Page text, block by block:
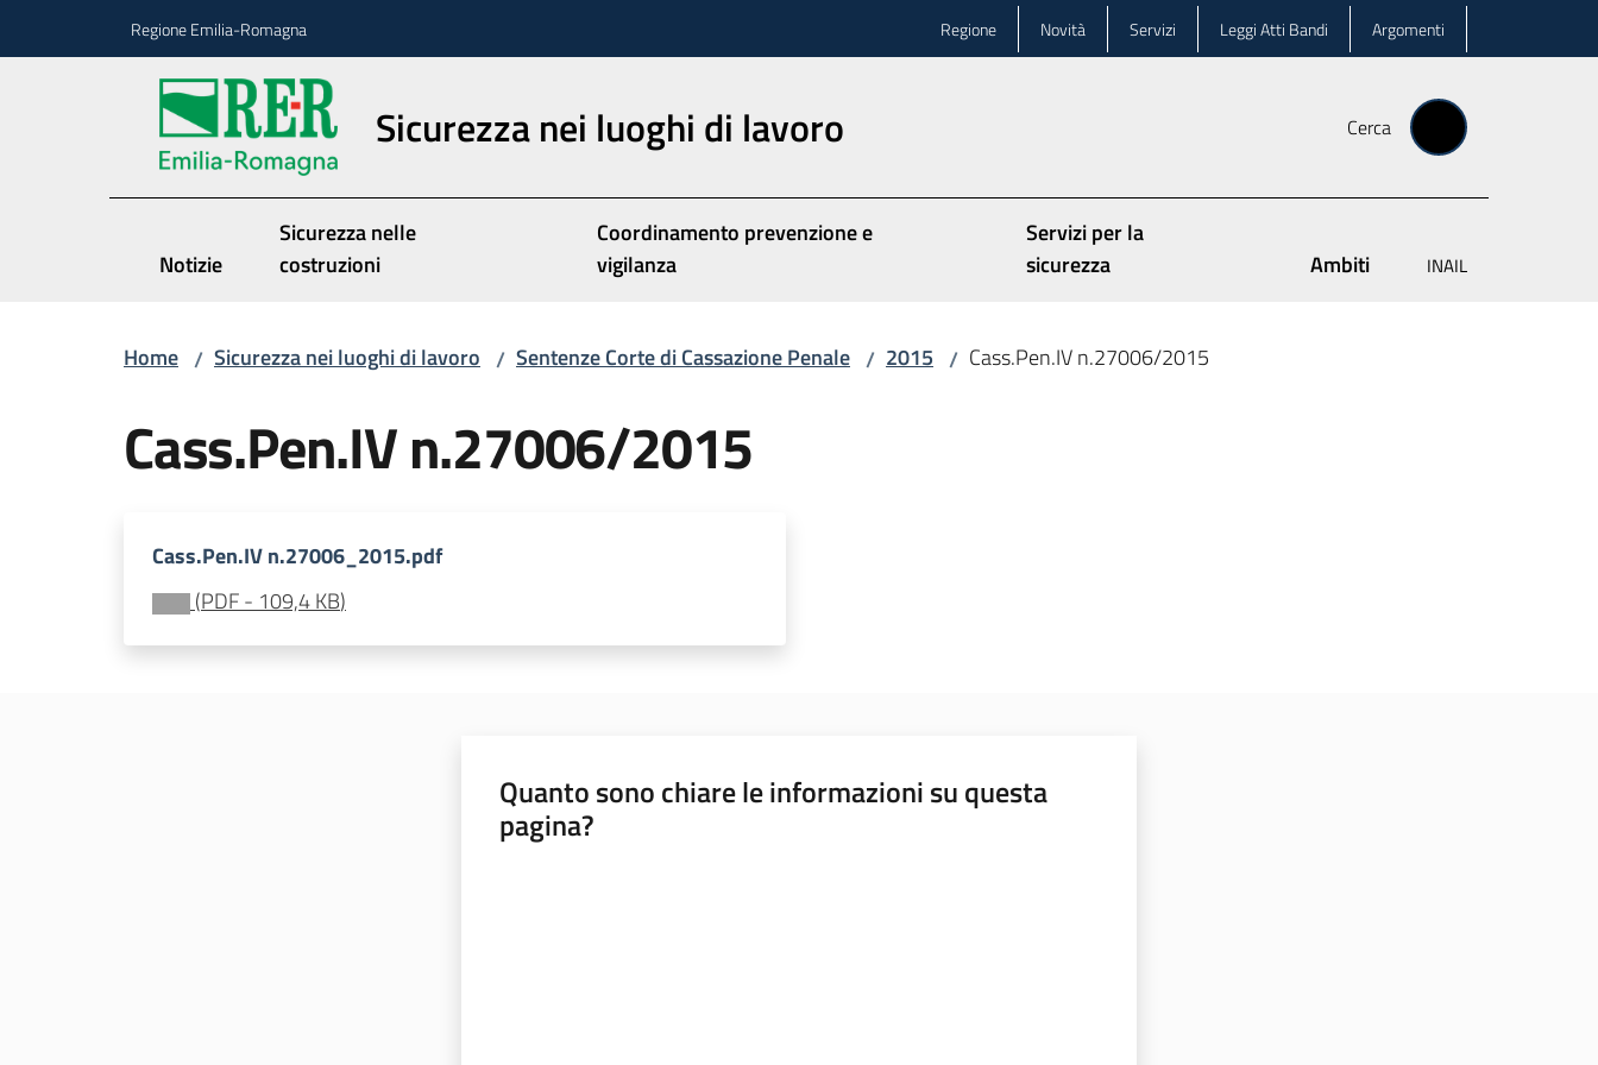
Regione Emilia-Romagna Regione Novità Servizi Leggi Atti Bandi Argomenti
Sicurezza nei luoghi di lavoro Cerca
Notizie
Sicurezza nelle
costruzioni
Coordinamento prevenzione e
vigilanza
Servizi per la
sicurezza
Ambiti INAIL
Home / Sicurezza nei luoghi di lavoro / Sentenze Corte di Cassazione Penale / 2015 / Cass.Pen.IV n.27006/2015
Cass.Pen.IV n.27006/2015
Cass.Pen.IV n.27006_2015.pdf
(PDF- 109,4 KB)
Quanto sono chiare le informazioni su questa
pagina?